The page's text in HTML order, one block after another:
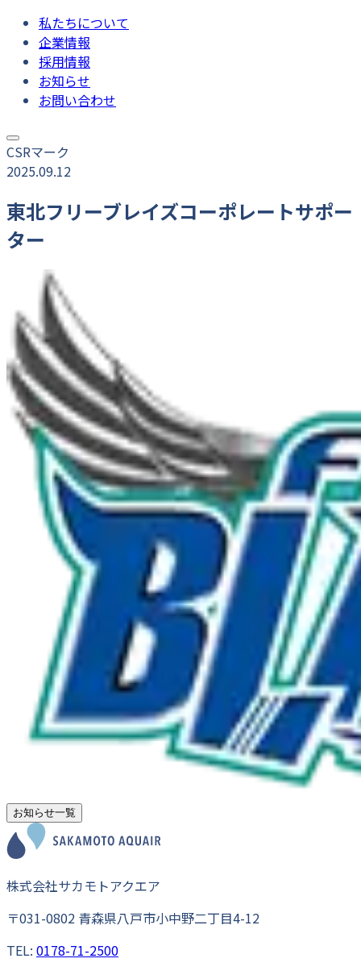
私たちについて
企業情報
採用情報
お知らせ
お問い合わせ
CSRマーク
2025.09.12
東北フリーブレイズコーポレートサポー
ター
お知らせ一覧
株式会社サカモトアクエア
〒031-0802 青森県八戸市小中野二丁目4-12
TEL: 0178-71-2500